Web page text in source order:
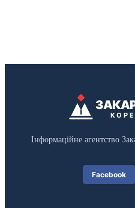
Інформаційне агентство
Facebook